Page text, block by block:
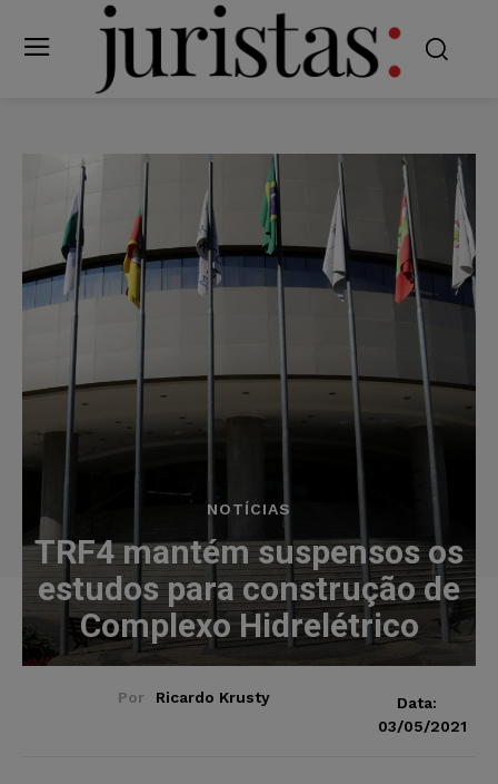
NOTÍCIAS
TRF4 mantém suspensos os
estudos para construção de
Complexo Hidrelétrico
Por Ricardo Krusty
Data:
03/05/2021